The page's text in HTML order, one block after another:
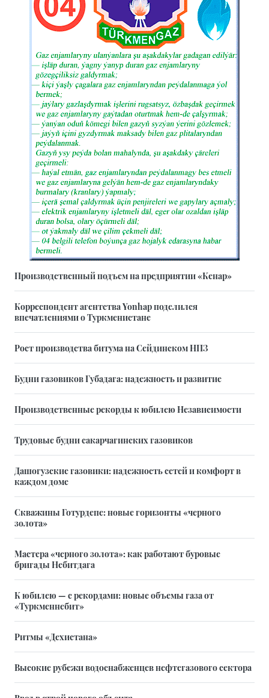
Производственный подъем на предприятии «Кенар»
Корреспондент агентства Yonhap поделился
впечатлениями о Туркменистане
Рост производства битума на Сейдинском НПЗ
Будни газовиков Губадага: надежность и развитие
Производственные рекорды к юбилею Независимости
Трудовые будни сакарчагинских газовиков
Дашогузские газовики: надежность сетей и комфорт в
каждом доме
Скважины Готурдепе: новые горизонты «черного
золота»
Мастера «черного золота»: как работают буровые
бригады Небитдага
К юбилею — с рекордами: новые объемы газа от
«Туркменнебит»
Ритмы «Дехистана»
Высокие рубежи водоснабженцев нефтегазового сектора